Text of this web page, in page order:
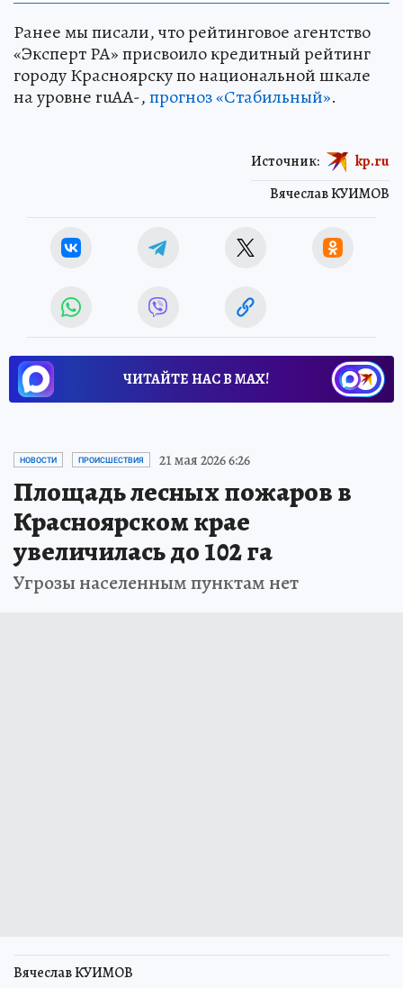
Ранее мы писали, что рейтинговое агентство
«Эксперт РА» присвоило кредитный рейтинг
городу Красноярску по национальной шкале
на уровне ruAA-,прогноз «Стабильный».
Вячеслав КУИМОВ
Источник: kp.ru
ЧИТАЙТЕ НАС В МАХ!
НОВОСТИ ПРОИСШЕСТВИЯ 21 мая 2026 6:26
Площадь лесных пожаров в
Красноярском крае
увеличилась до 102 га
Угрозы населенным пунктам нет
Вячеслав КУИМОВ